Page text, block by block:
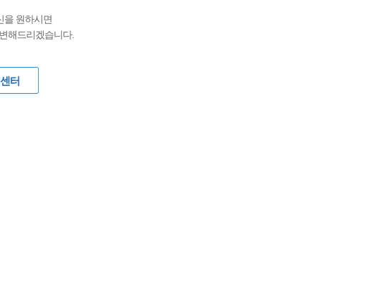
을 원하시면
해드리겠습니다.
터